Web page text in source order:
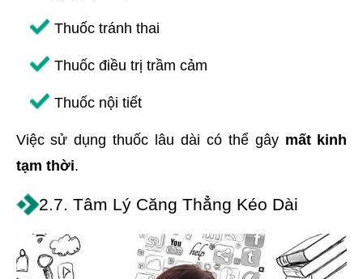
Thuốc tránh thai
Thuốc điều trị trầm cảm
Thuốc nội tiết
Việc sử dụng thuốc lâu dài có thể gây mất kinh
tạm thời.
2.7. Tâm Lý Căng Thẳng Kéo Dài